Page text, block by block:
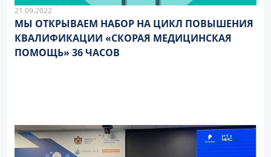
21.09.2022
МЫ ОТКРЫВАЕМ НАБОР НА ЦИКЛ ПОВЫШЕНИЯ
КВАЛИФИКАЦИИ «СКОРАЯ МЕДИЦИНСКАЯ
ПОМОЩЬ» 36 ЧАСОВ